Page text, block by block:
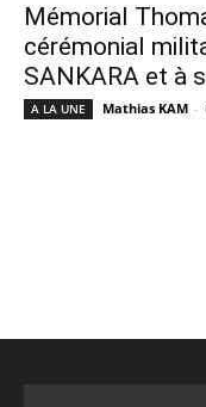
Mémorial
cérémonial
SANKARA et à
A LA UNE Mathias KAM -